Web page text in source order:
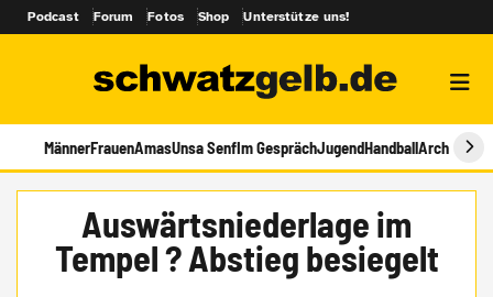
Podcast Forum Fotos Shop Unterstütze uns!
MännerFrauenAmasUnsa SenfIm GesprächJugendHandballArchiv
Auswärtsniederlage im
Tempel ? Abstieg besiegelt